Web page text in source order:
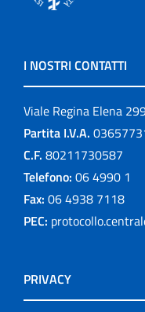
I NOSTRI CONTATTI
Viale Regina Elena
Partita I.V.A.
C.F. 80211730587
Telefono: 06 4990 1
Fax: 06 4938 7118
PEC:
PRIVACY